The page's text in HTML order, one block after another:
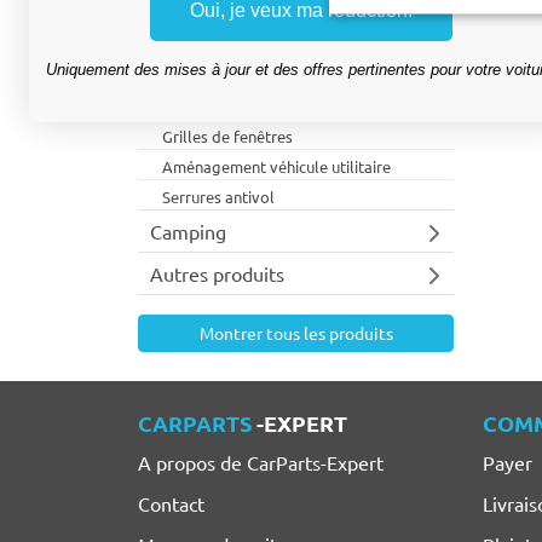
Bacs de rangement
Galeries de toit
Éclairage
Grilles de fenêtres
Aménagement véhicule utilitaire
Serrures antivol
Camping
Autres produits
Montrer tous les produits
CARPARTS-EXPERT
A propos de CarParts-Expert
Contact
Payer
Oui, je veux ma réduction.
Uniquement des mises à jour et des offres pertinentes pour votre